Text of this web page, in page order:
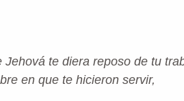
Jehová te diera reposo de tu
en que te hicieron servir,